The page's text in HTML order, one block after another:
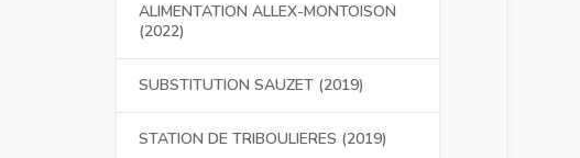
ALIMENTATION ALLEX-MONTOISON
(2022)
SUBSTITUTION SAUZET (2019)
STATION DE TRIBOULIERES (2019)